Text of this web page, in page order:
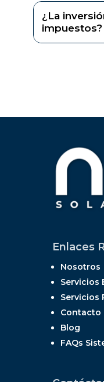
¿La
impuestos?
Enlaces
Nosotros
Servicios
Servicios
Contacto
Blog
FAQs